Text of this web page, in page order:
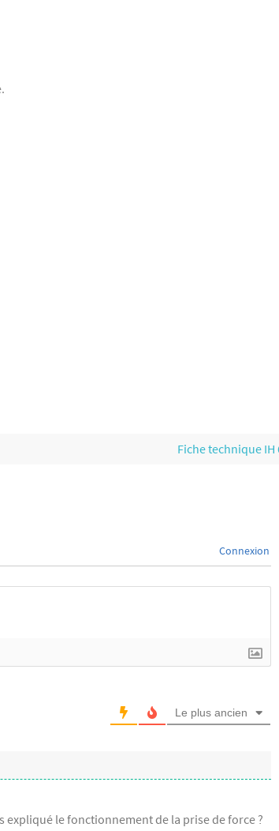
Fiche technique IH
Connexion
Le plus ancien
expliqué le fonctionnement de la prise de force ?